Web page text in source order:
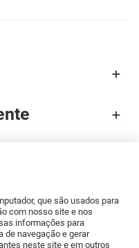
que são usados para
com nosso site e nos
informações para
de navegação e gerar
neste site e em outros